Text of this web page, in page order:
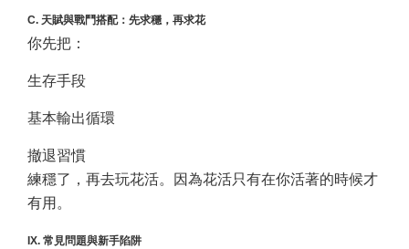
C. 天賦與戰鬥搭配：先求穩，再求花
你先把：
生存手段
基本輸出循環
撤退習慣
練穩了，再去玩花活。因為花活只有在你活著的時候才
有用。
IX. 常見問題與新手陷阱